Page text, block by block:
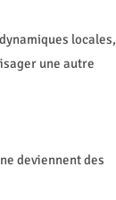
locales,
une autre
deviennent des